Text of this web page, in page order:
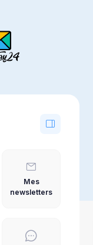
Mes
newsletters